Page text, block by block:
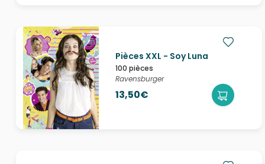
Pièces XXL - Soy Luna
100 pièces
Ravensburger
13,50€